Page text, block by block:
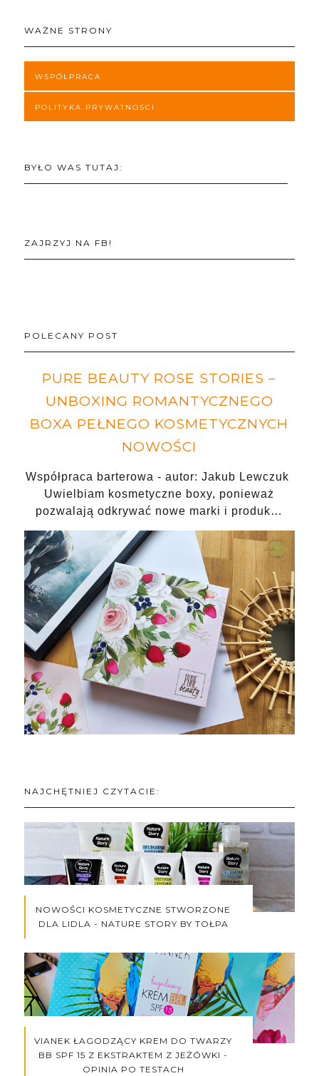
WAŻNE STRONY
WSPÓŁPRACA
POLITYKA PRYWATNOŚCI
BYŁO WAS TUTAJ:
ZAJRZYJ NA FB!
POLECANY POST
PURE BEAUTY ROSE STORIES –
UNBOXING ROMANTYCZNEGO
BOXA PEŁNEGO KOSMETYCZNYCH
NOWOŚCI
Współpraca barterowa - autor: Jakub Lewczuk
Uwielbiam kosmetyczne boxy, ponieważ
pozwalają odkrywać nowe marki i produk…
NAJCHĘTNIEJ CZYTACIE:
NOWOŚCI KOSMETYCZNE STWORZONE
DLA LIDLA - NATURE STORY BY TOŁPA
VIANEK ŁAGODZĄCY KREM DO TWARZY
BB SPF 15 Z EKSTRAKTEM Z JEŻÓWKI -
OPINIA PO TESTACH